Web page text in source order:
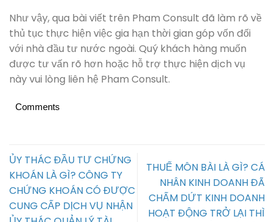
Như vậy, qua bài viết trên Pham Consult đã làm rõ về
thủ tục thực hiện việc gia hạn thời gian góp vốn đối
với nhà đầu tư nước ngoài. Quý khách hàng muốn
được tư vấn rõ hơn hoặc hỗ trợ thực hiện dịch vụ
này vui lòng liên hệ Pham Consult.
Comments
ỦY THÁC ĐẦU TƯ CHỨNG
KHOÁN LÀ GÌ? CÔNG TY
CHỨNG KHOÁN CÓ ĐƯỢC
CUNG CẤP DỊCH VỤ NHẬN
THUẾ MÔN BÀI LÀ GÌ? CÁ
NHÂN KINH DOANH ĐÃ
CHẤM DỨT KINH DOANH
HOẠT ĐỘNG TRỞ LẠI THÌ